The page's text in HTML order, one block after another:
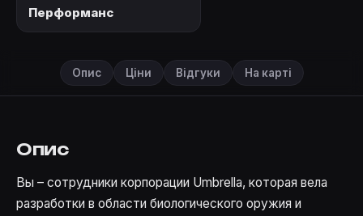
Перформанс
Опис Ціни Відгуки На карті
Опис
Вы – сотрудники корпорации Umbrella, которая вела
разработки в области биологического оружия и